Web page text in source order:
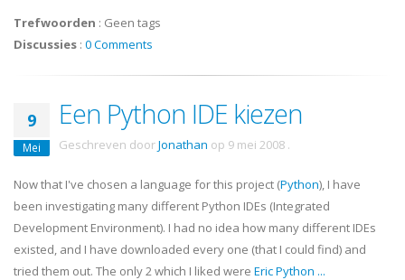
Trefwoorden : Geen tags
Discussies : 0 Comments
9
Mei
Een Python IDE kiezen
Geschreven doorJonathan op 9 mei 2008 .
Now that I've chosen a language for this project (Python), I have
been investigating many different Python IDEs (Integrated
Development Environment). I had no idea how many different IDEs
existed, and I have downloaded every one (that I could find) and
tried them out. The only 2 which I liked were Eric Python ...